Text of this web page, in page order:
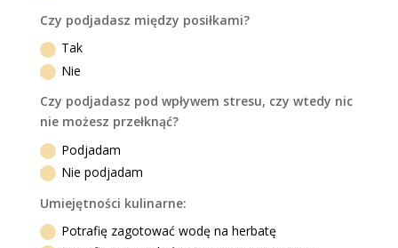
Czy podjadasz między posiłkami?
Tak
Nie
Czy podjadasz pod wpływem stresu, czy wtedy nic
nie możesz przełknąć?
Podjadam
Nie podjadam
Umiejętności kulinarne:
Potrafię zagotować wodę na herbatę